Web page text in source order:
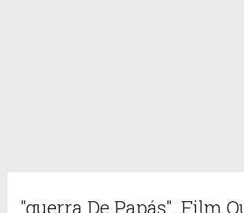
"guerra De Papás", Film